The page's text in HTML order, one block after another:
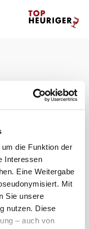
die Funktion der
Interessen
Eine Weitergabe
Mit
Sie unsere
nutzen. Diese
– auch von
Barrierefreiheit
NÖ